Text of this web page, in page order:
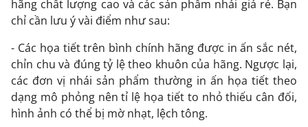
hãng chất lượng cao và các sản phẩm nhái giá rẻ. Bạn
chỉ cần lưu ý vài điểm như sau:
- Các họa tiết trên bình chính hãng được in ấn sắc nét,
chỉn chu và đúng tỷ lệ theo khuôn của hãng. Ngược lại,
các đơn vị nhái sản phẩm thường in ấn họa tiết theo
dạng mô phỏng nên tỉ lệ họa tiết to nhỏ thiếu cân đối,
hình ảnh có thể bị mờ nhạt, lệch tông.